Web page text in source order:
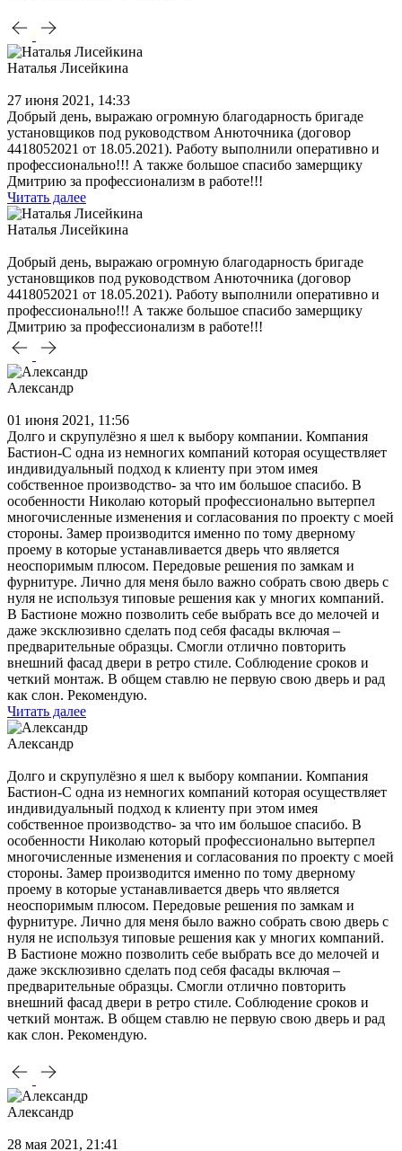
Наталья Лисейкина
27 июня 2021, 14:33
Добрый день, выражаю огромную благодарность бригаде
установщиков под руководством Анюточника (договор
4418052021 от 18.05.2021). Работу выполнили оперативно и
профессионально!!! А также большое спасибо замерщику
Дмитрию за профессионализм в работе!!!
Читать далее
Наталья Лисейкина
Добрый день, выражаю огромную благодарность бригаде
установщиков под руководством Анюточника (договор
4418052021 от 18.05.2021). Работу выполнили оперативно и
профессионально!!! А также большое спасибо замерщику
Дмитрию за профессионализм в работе!!!
Александр
01 июня 2021, 11:56
Долго и скрупулёзно я шел к выбору компании. Компания
Бастион-С одна из немногих компаний которая осуществляет
индивидуальный подход к клиенту при этом имея
собственное производство- за что им большое спасибо. В
особенности Николаю который профессионально вытерпел
многочисленные изменения и согласования по проекту с моей
стороны. Замер производится именно по тому дверному
проему в которые устанавливается дверь что является
неоспоримым плюсом. Передовые решения по замкам и
фурнитуре. Лично для меня было важно собрать свою дверь с
нуля не используя типовые решения как у многих компаний.
В Бастионе можно позволить себе выбрать все до мелочей и
даже эксклюзивно сделать под себя фасады включая –
предварительные образцы. Смогли отлично повторить
внешний фасад двери в ретро стиле. Соблюдение сроков и
четкий монтаж. В общем ставлю не первую свою дверь и рад
как слон. Рекомендую.
Читать далее
Александр
Долго и скрупулёзно я шел к выбору компании. Компания
Бастион-С одна из немногих компаний которая осуществляет
индивидуальный подход к клиенту при этом имея
собственное производство- за что им большое спасибо. В
особенности Николаю который профессионально вытерпел
многочисленные изменения и согласования по проекту с моей
стороны. Замер производится именно по тому дверному
проему в которые устанавливается дверь что является
неоспоримым плюсом. Передовые решения по замкам и
фурнитуре. Лично для меня было важно собрать свою дверь с
нуля не используя типовые решения как у многих компаний.
В Бастионе можно позволить себе выбрать все до мелочей и
даже эксклюзивно сделать под себя фасады включая –
предварительные образцы. Смогли отлично повторить
внешний фасад двери в ретро стиле. Соблюдение сроков и
четкий монтаж. В общем ставлю не первую свою дверь и рад
как слон. Рекомендую.
Александр
28 мая 2021, 21:41